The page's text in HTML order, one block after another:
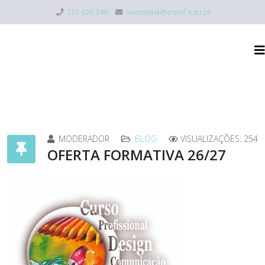
227 626 240 secretaria@esaof.edu.pt
MODERADOR BLOG VISUALIZAÇÕES: 254
OFERTA FORMATIVA 26/27